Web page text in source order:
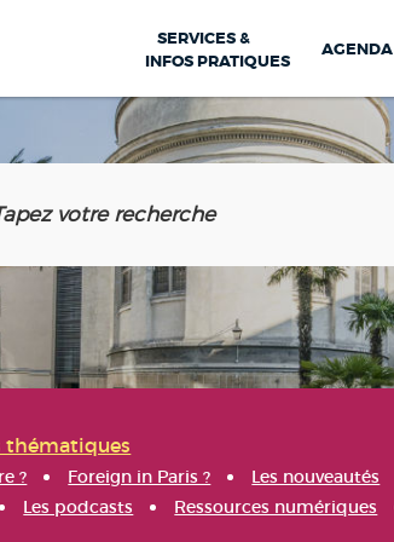
SERVICES &
INFOS PRATIQUES
AGENDA
thématiques
? Foreign in Paris ? Les nouveautés
Les podcasts Ressources numériques